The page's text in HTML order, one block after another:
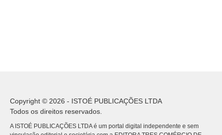
Copyright © 2026 - ISTOÉ PUBLICAÇÕES LTDA
Todos os direitos reservados.
A ISTOÉ PUBLICAÇÕES LTDA é um portal digital independente e sem